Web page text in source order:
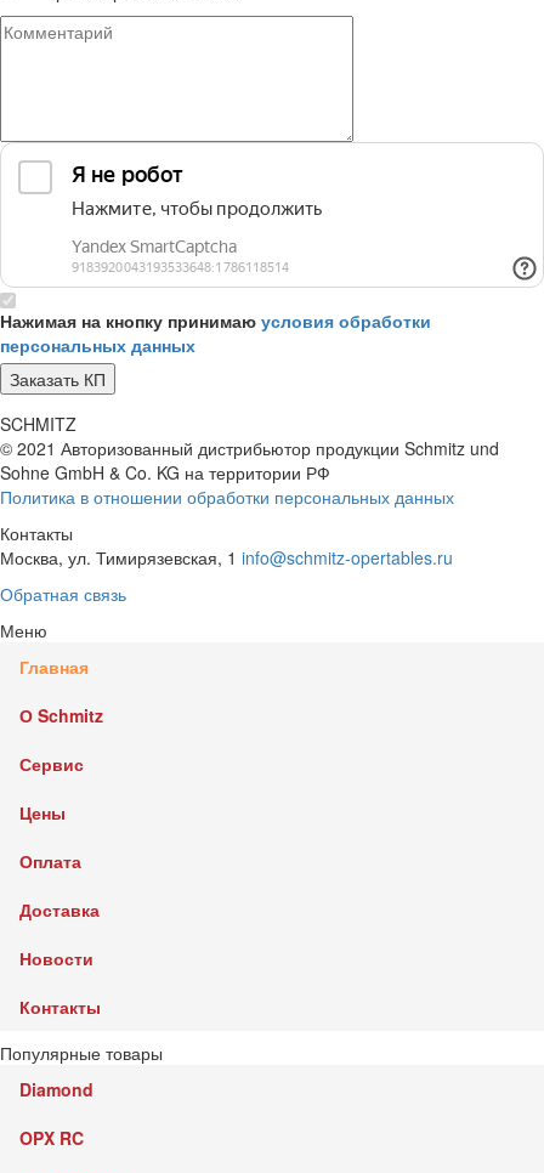
Нажимая на кнопку принимаю условия обработки
персональных данных
SCHMITZ
© 2021 Авторизованный дистрибьютор продукции Schmitz und
Sohne GmbH & Co. KG на территории РФ
Политика в отношении обработки персональных данных
Контакты
Москва, ул. Тимирязевская, 1 info@schmitz-opertables.ru
Обратная связь
Меню
Главная
О Schmitz
Сервис
Цены
Оплата
Доставка
Новости
Контакты
Популярные товары
Diamond
OPX RC